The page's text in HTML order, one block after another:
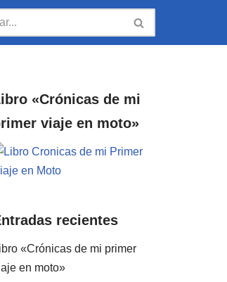
«Crónicas de mi
viaje en moto»
recientes
«Crónicas de mi primer
en moto»